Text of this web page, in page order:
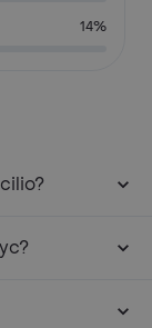
14%